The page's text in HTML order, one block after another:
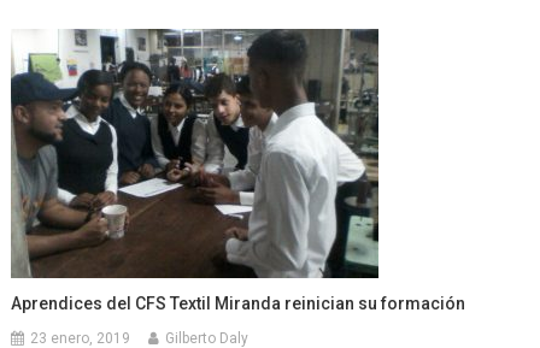
Aprendices del CFS Textil Miranda reinician su formación
23 enero, 2019 Gilberto Daly